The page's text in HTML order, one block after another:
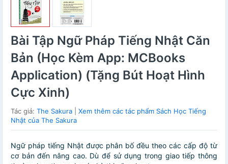
Bài Tập Ngữ Pháp Tiếng Nhật Căn
Bản (Học Kèm App: MCBooks
Application) (Tặng Bút Hoạt Hình
Cực Xinh)
Tác giả: The Sakura
Xem thêm các tác phẩm Sách Học Tiếng
Nhật của The Sakura
Ngữ pháp tiếng Nhật được phân bố đều theo các cấp độ từ
cơ bản đến nâng cao. Dù để sử dụng trong giao tiếp thông